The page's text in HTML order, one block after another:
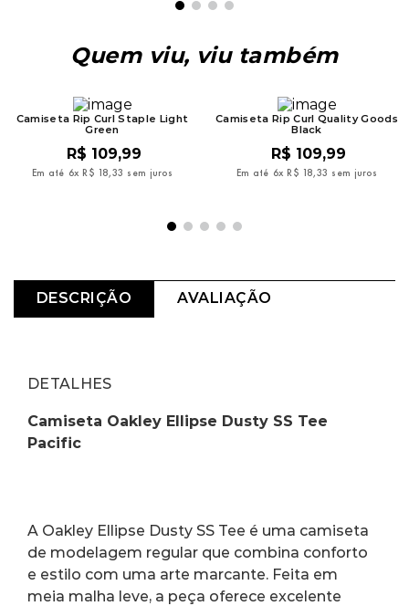
Quem viu, viu também
Camiseta Rip Curl Staple Light
Green
R$ 109,99
Em até 6x R$ 18,33 sem juros
Camiseta Rip Curl Quality Goods
Black
R$ 109,99
Em até 6x R$ 18,33 sem juros
DESCRIÇÃO AVALIAÇÃO
DETALHES
Camiseta Oakley Ellipse Dusty SS Tee
Pacific
A Oakley Ellipse Dusty SS Tee é uma camiseta
de modelagem regular que combina conforto
e estilo com uma arte marcante. Feita em
meia malha leve, a peça oferece excelente